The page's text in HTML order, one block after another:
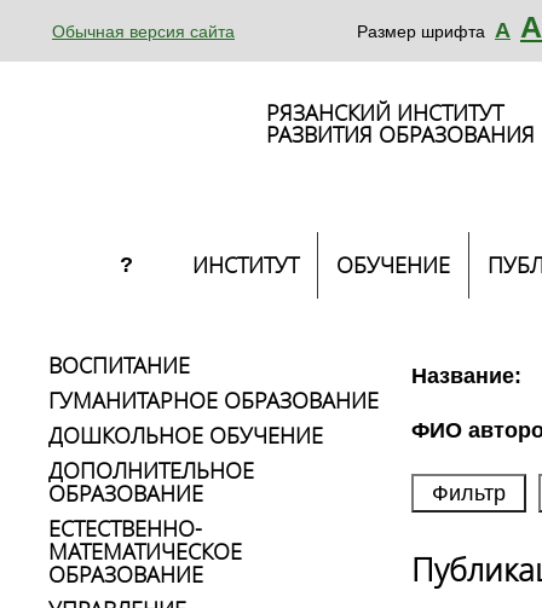
Обычная версия сайта Размер шрифта А А
РЯЗАНСКИЙ ИНСТИТУТ
РАЗВИТИЯ ОБРАЗОВАНИЯ
? ИНСТИТУТ ОБУЧЕНИЕ
ВОСПИТАНИЕ
ГУМАНИТАРНОЕ ОБРАЗОВАНИЕ
ДОШКОЛЬНОЕ ОБУЧЕНИЕ
ДОПОЛНИТЕЛЬНОЕ
ОБРАЗОВАНИЕ
ЕСТЕСТВЕННО-
МАТЕМАТИЧЕСКОЕ
ОБРАЗОВАНИЕ
Название:
ФИО